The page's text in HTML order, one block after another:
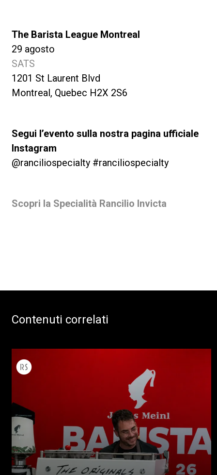
The Barista League Montreal
29 agosto
SATS
1201 St Laurent Blvd
Montreal, Quebec H2X 2S6
Segui l’evento sulla nostra pagina ufficiale
Instagram
@ranciliospecialty #ranciliospecialty
Scopri la Specialità Rancilio Invicta
Contenuti correlati